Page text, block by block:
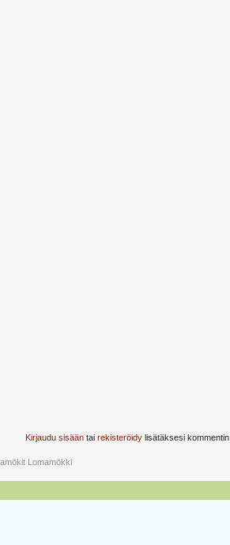
Kirjaudu sisään tai rekisteröidy lisätäksesi kommentin.
Lomamökki